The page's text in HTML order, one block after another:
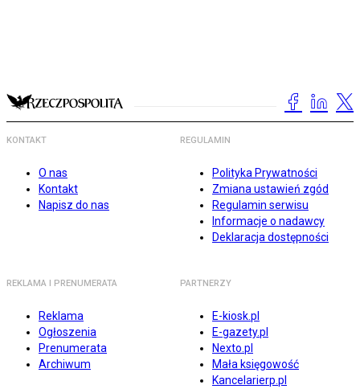
KONTAKT
O nas
Kontakt
Napisz do nas
REGULAMIN
Polityka Prywatności
Zmiana ustawień zgód
Regulamin serwisu
Informacje o nadawcy
Deklaracja dostępności
REKLAMA I PRENUMERATA
Reklama
Ogłoszenia
Prenumerata
Archiwum
PARTNERZY
E-kiosk.pl
E-gazety.pl
Nexto.pl
Mała księgowość
Kancelarierp.pl